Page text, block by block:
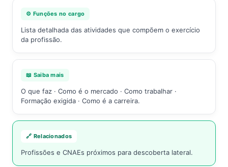
⚙️ Funções no cargo
Lista detalhada das atividades que compõem o exercício
da profissão.
📖 Saiba mais
O que faz · Como é o mercado · Como trabalhar ·
Formação exigida · Como é a carreira.
🔗 Relacionados
Profissões e CNAEs próximos para descoberta lateral.